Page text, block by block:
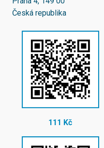
Česká republika
111 Kč